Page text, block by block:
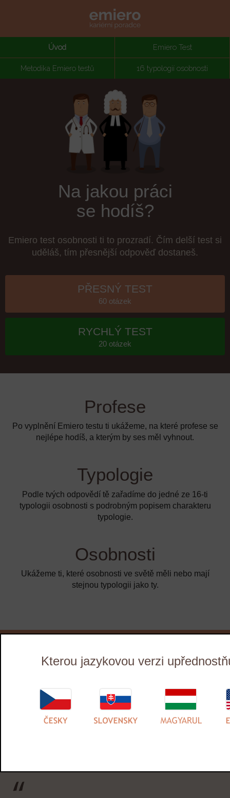
Kterou jazykovou verzi
Úvod Emiero Test
Metodika Emiero testů 16 typologií osobnosti
Na jakou práci
se hodíš?
Emiero test osobnosti ti to prozradí. Čím delší test si
uděláš, tím přesnější odpověď dostaneš.
PŘESNÝ TEST
60 otázek
RYCHLÝ TEST
20 otázek
Profese
Po vyplnění Emiero testu ti ukážeme, na které profese se
nejlépe hodíš, a kterým by ses měl vyhnout.
Typologie
Podle tvých odpovědí tě zařadíme do jedné ze 16-ti
typologii osobnosti s podrobným popisem charakteru
typologie.
Osobnosti
Ukážeme ti, které osobnosti ve světě měli nebo mají
stejnou typologii jako ty.
testům zjistilo, v jaké práci budou spokojení.
Je výborné si jednou za čas test udělat,